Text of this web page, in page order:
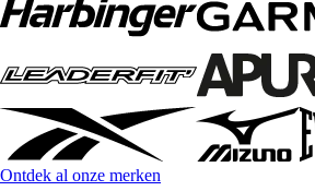
Ontdek al onze merken